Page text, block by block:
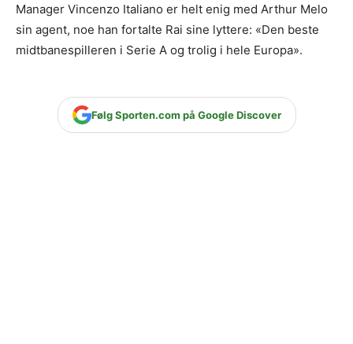
Manager Vincenzo Italiano er helt enig med Arthur Melo
sin agent, noe han fortalte Rai sine lyttere: «Den beste
midtbanespilleren i Serie A og trolig i hele Europa».
Følg Sporten.com på Google Discover